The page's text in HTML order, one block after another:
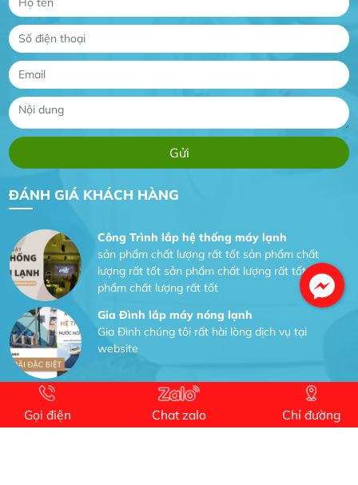
ĐÁNH GIÁ KHÁCH HÀNG
Gia Đình chúng tôi rất hài lòng dịch vụ tại
Dự án nhà phố đẹp lên nhờ đội thợ điện từ dịch
Dịch vụ MoTor
Công Trình lắp hệ thống máy lạnh
sản phẩm chất lượng rất tốt sản phẩm chất
lượng rất tốt sản phẩm chất lượng rất tốt sản
phẩm chất lượng rất tốt
Gia Đình lắp máy nóng lạnh
Gia Đình chúng tôi rất hài lòng dịch vụ tại
website
Dự án nhà phố đẹp lên nhờ đội thợ điện từ dịch
vụ
Gọi điện Chat zalo Chỉ đường